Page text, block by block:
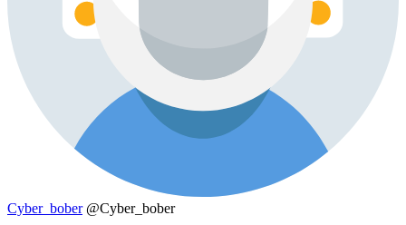
Cyber_bober @Cyber_bober